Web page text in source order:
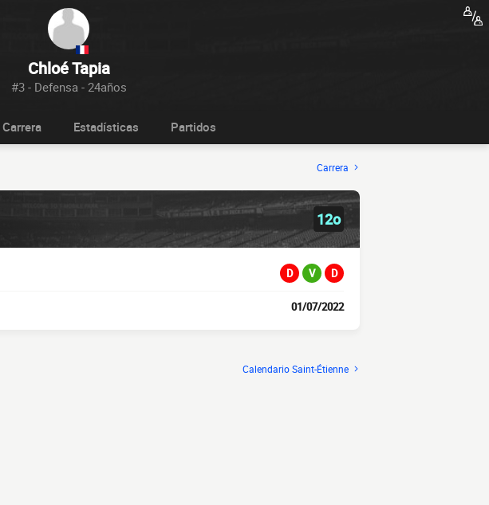
Chloé Tapia
#3 - Defensa - 24años
Carrera Estadísticas Partidos
Carrera
12o
D V D
01/07/2022
Calendario Saint-Étienne